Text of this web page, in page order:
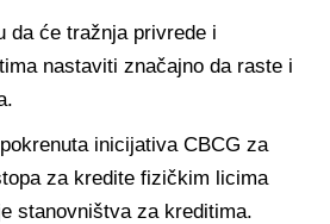
da će tražnja privrede i
nastaviti značajno da raste i
inicijativa CBCG za
za kredite fizičkim licima
stanovništva za kreditima.